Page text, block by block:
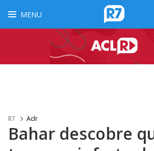
MENU
R7 Aclr
Bahar descobre